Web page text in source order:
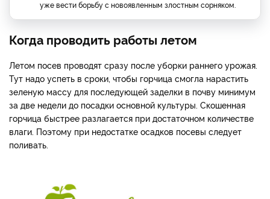
уже вести борьбу с новоявленным злостным сорняком.
Когда проводить работы летом
Летом посев проводят сразу после уборки раннего урожая.
Тут надо успеть в сроки, чтобы горчица смогла нарастить
зеленую массу для последующей заделки в почву минимум
за две недели до посадки основной культуры. Скошенная
горчица быстрее разлагается при достаточном количестве
влаги. Поэтому при недостатке осадков посевы следует
поливать.